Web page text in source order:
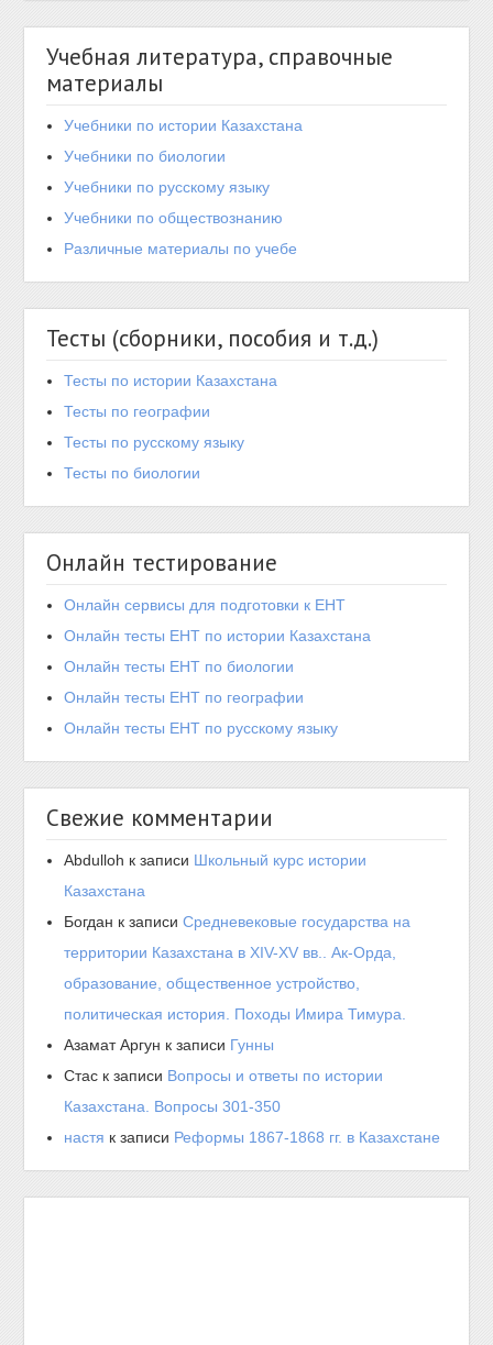
Учебная литература, справочные
материалы
Учебники по истории Казахстана
Учебники по биологии
Учебники по русскому языку
Учебники по обществознанию
Различные материалы по учебе
Тесты (сборники, пособия и т.д.)
Тесты по истории Казахстана
Тесты по географии
Тесты по русскому языку
Тесты по биологии
Онлайн тестирование
Онлайн сервисы для подготовки к ЕНТ
Онлайн тесты ЕНТ по истории Казахстана
Онлайн тесты ЕНТ по биологии
Онлайн тесты ЕНТ по географии
Онлайн тесты ЕНТ по русскому языку
Свежие комментарии
Abdulloh к записи Школьный курс истории
Казахстана
Богдан к записиСредневековые государства на
территории Казахстана в XIV-XV вв.. Ак-Орда,
образование, общественное устройство,
политическая история. Походы Имира Тимура.
Азамат Аргун к записи Гунны
Стас к записи Вопросы и ответы по истории
Казахстана. Вопросы 301-350
настя к записи Реформы 1867-1868 гг. в Казахстане